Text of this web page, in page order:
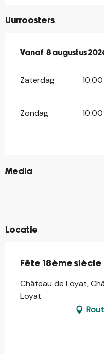
Uurroosters
Vanaf 8 augustus
Vanaf 8 augustus
Zaterdag
Zondag
Media
©
©
Locatie
Fête 18ème siècle
Château de Loyat,
Loyat